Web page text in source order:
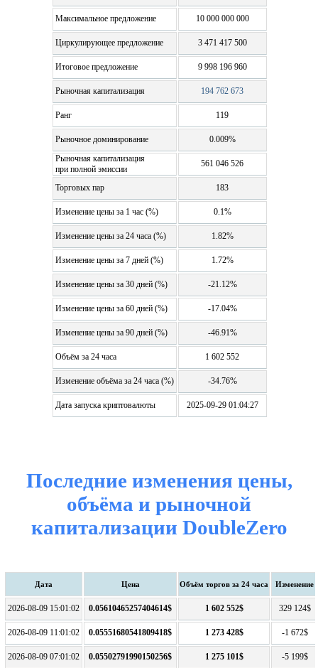
Максимальное предложение 10 000 000 000
Циркулирующее предложение 3 471 417 500
Итоговое предложение 9 998 196 960
Рыночная капитализация 194 762 673
Ранг 119
Рыночное доминирование
0.009%
Рыночная капитализация
при полной эмиссии
561 046 526
Торговых пар 183
Изменение цены за 1 час (%) 0.1%
Изменение цены за 24 часа (%) 1.82%
Изменение цены за 7 дней (%) 1.72%
Изменение цены за 30 дней (%) -21.12%
Изменение цены за 60 дней (%) -17.04%
Изменение цены за 90 дней (%) -46.91%
Объём за 24 часа 1 602 552
Изменение объёма за 24 часа (%) -34.76%
Дата запуска криптовалюты 2025-09-29 01:04:27
Последние изменения цены,
объёма и рыночной
капитализации DoubleZero
Дата Цена Объём торгов за 24 часа Изменение
2026-08-09 15:01:02 0.05610465257404614$ 1 602 552$ 329 124$
2026-08-09 11:01:02 0.05551680541809418$ 1 273 428$ -1 672$
2026-08-09 07:01:02 0.05502791990150256$ 1 275 101$ -5 199$